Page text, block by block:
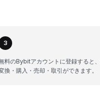
3
料のBybitアカウントに登録すると、
換・購入・売却・取引ができます。